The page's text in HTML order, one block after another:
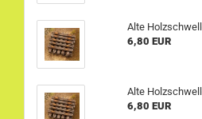
Alte
6,80 EUR
Alte
6,80 EUR